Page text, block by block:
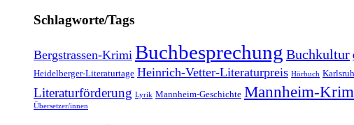
Schlagworte/Tags
Bergstrassen-Krimi Buchbesprechung Buchkultur
Heidelberger-Literaturtage Heinrich-Vetter-Literaturpreis Hörbuch
Literaturförderung Lyrik Mannheim-Geschichte Mannheim-
Übersetzer/innen